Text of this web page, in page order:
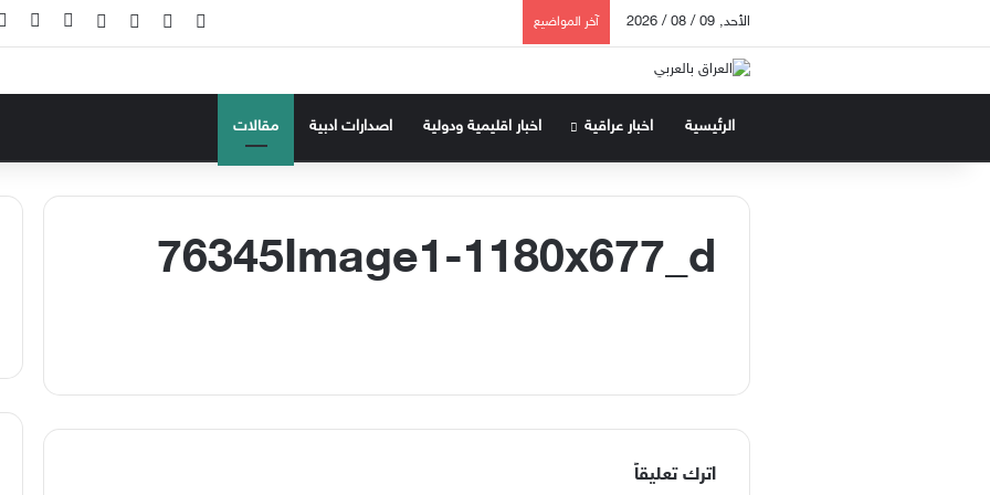
الأحد, 09 / 08 / 2026 آخر المواضيع فيسبوك ‫YouTubeانستقرامتسجيل
الرئيسية اخبار عراقية اخبار اقليمية ودولية اصدارات ادبية مقالات
76345Image1-1180x677_d
اترك تعليقاً